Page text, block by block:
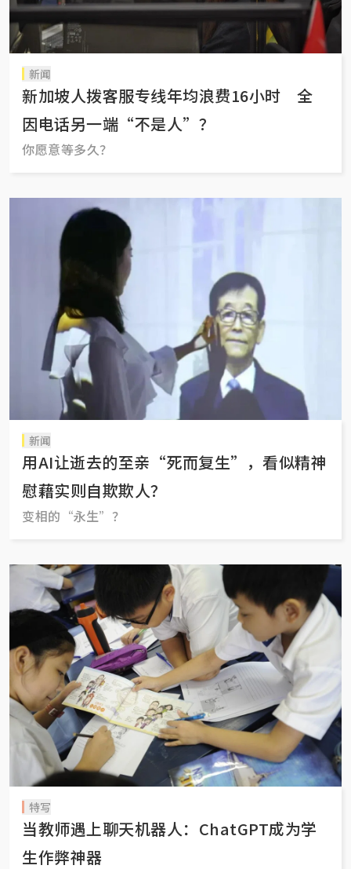
新闻
新加坡人拨客服专线年均浪费16小时 全
因电话另一端“不是人”？
你愿意等多久？
新闻
用AI让逝去的至亲“死而复生”，看似精神
慰藉实则自欺欺人？
变相的“永生”？
特写
当教师遇上聊天机器人：ChatGPT成为学
生作弊神器